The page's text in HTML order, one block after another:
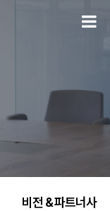
비전 & 파트너사